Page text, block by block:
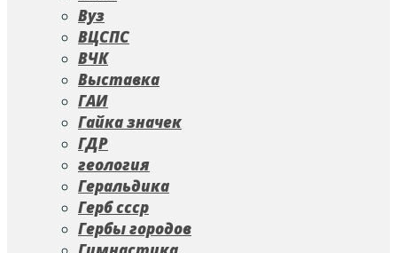
Вуз
ВЦСПС
ВЧК
Выставка
ГАИ
Гайка значек
ГДР
геология
Геральдика
Герб ссср
Гербы городов